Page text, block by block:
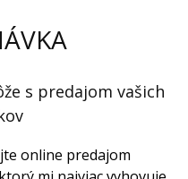
s predajom vašich
online predajom